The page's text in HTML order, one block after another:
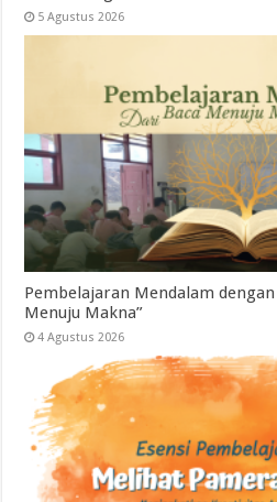
5 Agustus 2026
Pembelajaran Mendalam
Menuju Makna”
4 Agustus 2026